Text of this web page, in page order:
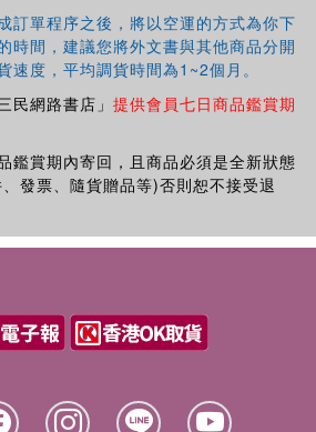
訂單程序之後，將以空運的方式為你下
時間，建議您將外文書與其他商品分開
速度，平均調貨時間為1~2個月。
民網路書店」 提供會員七日商品鑑賞期
鑑賞期內寄回，且商品必須是全新狀態
發票、隨貨贈品等)否則恕不接受退